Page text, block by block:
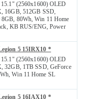
(2560x1600) OLED
16GB, 512GB SSD,
80Wh, Win 11 Home
KB RUS/ENG, Power
5 15IRX10 *
(2560x1600) OLED
32GB, 1TB SSD, GeForce
Win 11 Home SL
5 16IAX10 *